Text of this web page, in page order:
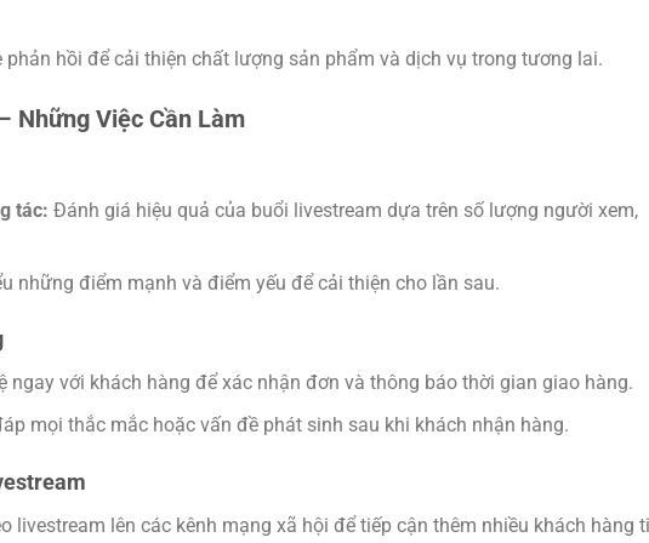
phản hồi để cải thiện chất lượng sản phẩm và dịch vụ trong tương lai.
Những Việc Cần Làm
tác: Đánh giá hiệu quả của buổi livestream dựa trên số lượng người xem,
những điểm mạnh và điểm yếu để cải thiện cho lần sau.
ngay với khách hàng để xác nhận đơn và thông báo thời gian giao hàng.
mọi thắc mắc hoặc vấn đề phát sinh sau khi khách nhận hàng.
livestream lên các kênh mạng xã hội để tiếp cận thêm nhiều khách hàng